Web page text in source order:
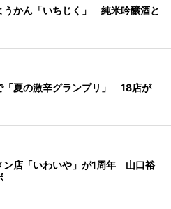
うかん「いちじく」 純米吟醸酒と
「夏の激辛グランプリ」 18店が
ン店「いわいや」が1周年 山口裕